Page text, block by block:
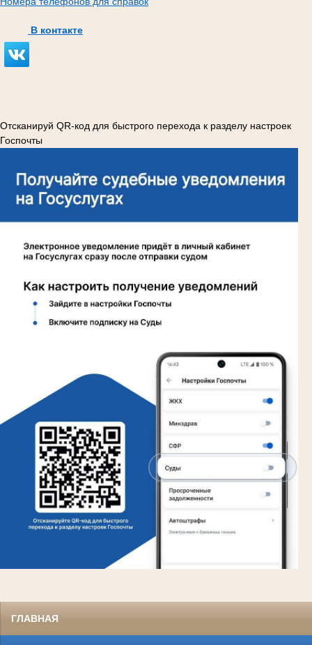
В контакте
Отсканируй QR-код для быстрого перехода к разделу настроек
Госпочты
ГЛАВНАЯ